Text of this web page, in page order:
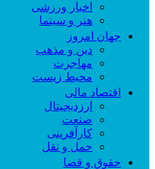
اخبار ورزشی
هنر و سینما
جهان امروز
دین و مذهب
مهاجرت
محیط زیست
اقتصاد مالی
ارزدیجیتال
صنعت
کارآفرینی
حمل و نقل
حقوق و قضا